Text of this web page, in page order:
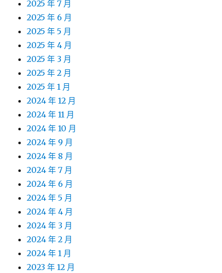
2025 年 7 月
2025 年 6 月
2025 年 5 月
2025 年 4 月
2025 年 3 月
2025 年 2 月
2025 年 1 月
2024 年 12 月
2024 年 11 月
2024 年 10 月
2024 年 9 月
2024 年 8 月
2024 年 7 月
2024 年 6 月
2024 年 5 月
2024 年 4 月
2024 年 3 月
2024 年 2 月
2024 年 1 月
2023 年 12 月